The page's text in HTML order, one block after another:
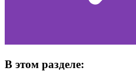
В этом разделе: